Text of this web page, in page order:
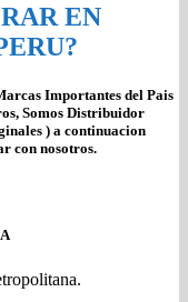
EN
Importantes del Pais
Somos Distribuidor
) a continuacion
con nosotros.